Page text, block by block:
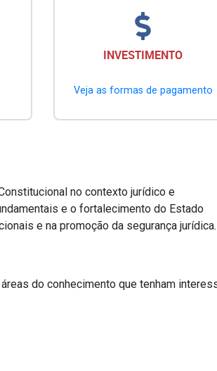
INVESTIMENTO
Veja as formas de pagamento
no contexto jurídico e
e o fortalecimento do Estado
e na promoção da segurança jurídica.
do conhecimento que tenham